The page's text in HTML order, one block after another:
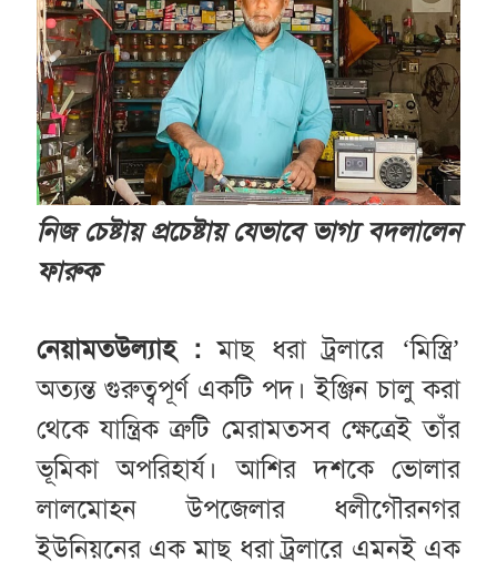
নিজ চেষ্টায় প্রচেষ্টায়যেভাবে ভাগ্যবদলালেন
ফারুক
নেয়ামতউল্যাহ :মাছ ধরা ট্রলারে ‘মিস্ত্রি’
অত্যন্ত গুরুত্বপূর্ণ একটি পদ। ইঞ্জিন চালু করা
থেকে যান্ত্রিক ত্রুটি মেরামতসব ক্ষেত্রেই তাঁর
ভূমিকা অপরিহার্য। আশির দশকে ভোলার
লালমোহন উপজেলার ধলীগৌরনগর
ইউনিয়নের এক মাছ ধরা ট্রলারে এমনই এক